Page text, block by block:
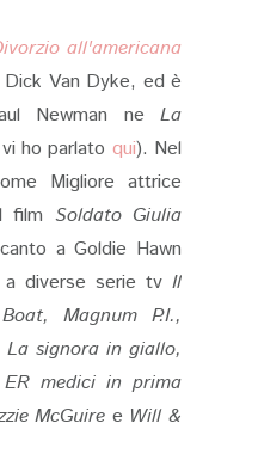
all'americana
Van Dyke, ed è
Newman ne La
ho parlato qui). Nel
Migliore attrice
film Soldato Giulia
a Goldie Hawn
diverse serie tv Il
Magnum P.I.,
La signora in giallo,
ER medici in prima
McGuire e Will &